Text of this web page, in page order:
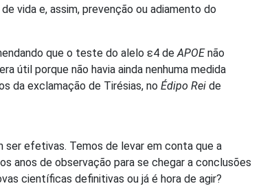
vida e, assim, prevenção ou adiamento do
que o teste do alelo ε4 deAPOEnão
útil porque não havia ainda nenhuma medida
da exclamação de Tirésias, no Édipo Rei de
ser efetivas. Temos de levar em conta que a
anos de observação para se chegar a conclusões
científicas definitivas ou já é hora de agir?